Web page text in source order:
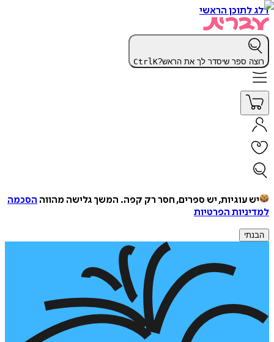
דלג לתוכן הראשי
רוצה ספר שיסדר לך את הראש? CtrlK
יש עוגיות, יש ספרים, חסר רק קפה. המשך גלישה מהווה הסכמה
למדיניות הפרטיות
הבנתי